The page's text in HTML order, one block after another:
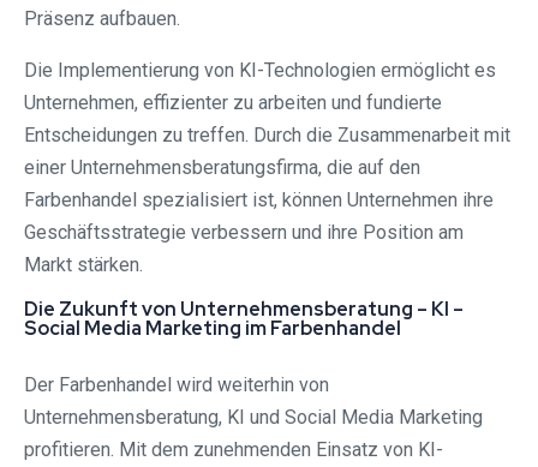
Präsenz aufbauen.
Die Implementierung von KI-Technologien ermöglicht es
Unternehmen, effizienter zu arbeiten und fundierte
Entscheidungen zu treffen. Durch die Zusammenarbeit mit
einer Unternehmensberatungsfirma, die auf den
Farbenhandel spezialisiert ist, können Unternehmen ihre
Geschäftsstrategie verbessern und ihre Position am
Markt stärken.
Die Zukunft von Unternehmensberatung – KI –
Social Media Marketing im Farbenhandel
Der Farbenhandel wird weiterhin von
Unternehmensberatung, KI und Social Media Marketing
profitieren. Mit dem zunehmenden Einsatz von KI-